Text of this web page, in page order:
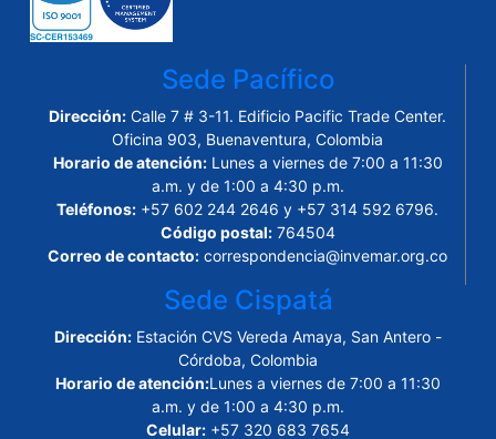
Sede Pacífico
Dirección: Calle 7 # 3-11. Edificio Pacific Trade Center.
Oficina 903, Buenaventura, Colombia
Horario de atención:Lunes a viernes de 7:00 a 11:30
a.m. y de 1:00 a 4:30 p.m.
Teléfonos: +57 602 244 2646 y +57 314 592 6796.
Código postal:764504
Correo de contacto: correspondencia@invemar.org.co
Sede Cispatá
Dirección: Estación CVS Vereda Amaya, San Antero -
Córdoba, Colombia
Horario de atención:Lunes a viernes de 7:00 a 11:30
a.m. y de 1:00 a 4:30 p.m.
Celular: +57 320 683 7654